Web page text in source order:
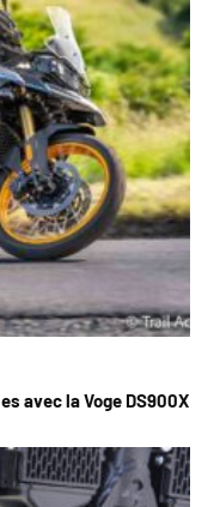
avec la Voge DS900X